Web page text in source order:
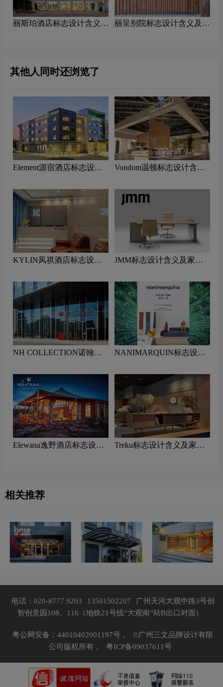
丽斯珀酒店标志设计含义及
丽呈别院标志设计含义及酒
其他人同时还浏览了
Element源宿酒店标志设计
Vondom温顿标志设计含义
KYLIN凤祺酒店标志设计
JMM标志设计含义及家具
NH COLLECTION诺翰精
品牌设计理念
NANIMARQUIN标志设计
Elewana逸野酒店标志设计
Treku标志设计含义及家具
相关推荐
电话：020-8777 9203 13501502207
广州天河大观中路3号创
智创意园108、116（地铁21号线“大观南”站B出口对面）
粤公网安备：44010402001197号，
©广州三文品牌设计有限
公司版权所有，
粤ICP备09037611号